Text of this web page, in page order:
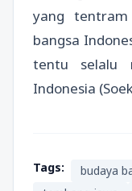
yang tentram
bangsa
tentu selalu
Indonesia
Tags: budaya